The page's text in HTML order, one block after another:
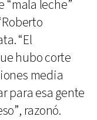
“mala leche”
“El
hubo corte
media
para esa gente
razonó.